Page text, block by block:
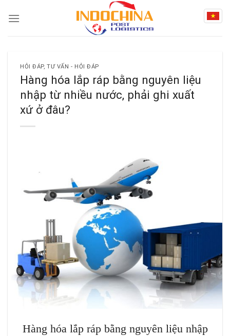
HỎI ĐÁP,TƯ VẤN - HỎI ĐÁP
Hàng hóa lắp ráp bằng nguyên liệu
nhập từ nhiều nước, phải ghi xuất
xứ ở đâu?
Hàng hóa lắp ráp bằng nguyên liệu nhập